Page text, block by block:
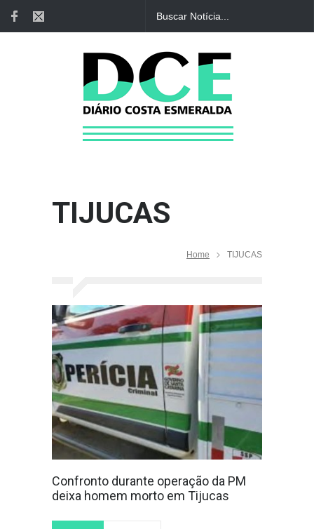
TIJUCAS
Home TIJUCAS
Confronto durante operação da PM
deixa homem morto em Tijucas